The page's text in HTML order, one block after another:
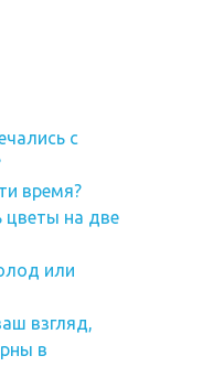
с
время?
цветы на две
или
взгляд,
в